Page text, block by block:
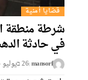
قضايا أمنية
شرطة منطقة
في حادثة
mansorf 26 בيوليو 2025